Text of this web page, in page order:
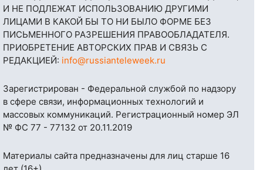
И НЕ ПОДЛЕЖАТ ИСПОЛЬЗОВАНИЮ ДРУГИМИ
ЛИЦАМИ В КАКОЙ БЫ ТО НИ БЫЛО ФОРМЕ БЕЗ
ПИСЬМЕННОГО РАЗРЕШЕНИЯ ПРАВООБЛАДАТЕЛЯ.
ПРИОБРЕТЕНИЕ АВТОРСКИХ ПРАВ И СВЯЗЬ С
РЕДАКЦИЕЙ: info@russianteleweek.ru
Зарегистрирован - Федеральной службой по надзору
в сфере связи, информационных технологий и
массовых коммуникаций. Регистрационный номер ЭЛ
№ ФС 77 - 77132 от 20.11.2019
Материалы сайта предназначены для лиц старше 16